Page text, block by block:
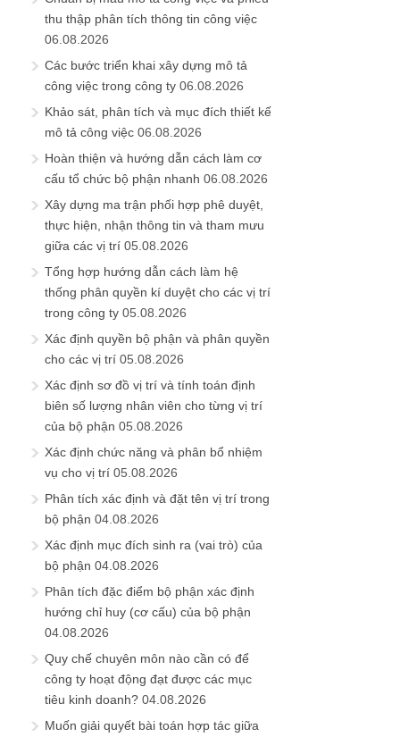
thu thập phân tích thông tin công việc
06.08.2026
Các bước triển khai xây dựng mô tả
công việc trong công ty 06.08.2026
Khảo sát, phân tích và mục đích thiết kế
mô tả công việc 06.08.2026
Hoàn thiện và hướng dẫn cách làm cơ
cấu tổ chức bộ phận nhanh 06.08.2026
Xây dựng ma trận phối hợp phê duyệt,
thực hiện, nhận thông tin và tham mưu
giữa các vị trí 05.08.2026
Tổng hợp hướng dẫn cách làm hệ
thống phân quyền kí duyệt cho các vị trí
trong công ty 05.08.2026
Xác định quyền bộ phận và phân quyền
cho các vị trí 05.08.2026
Xác định sơ đồ vị trí và tính toán định
biên số lượng nhân viên cho từng vị trí
của bộ phận 05.08.2026
Xác định chức năng và phân bổ nhiệm
vụ cho vị trí 05.08.2026
Phân tích xác định và đặt tên vị trí trong
bộ phận 04.08.2026
Xác định mục đích sinh ra (vai trò) của
bộ phận 04.08.2026
Phân tích đặc điểm bộ phận xác định
hướng chỉ huy (cơ cấu) của bộ phận
04.08.2026
Quy chế chuyên môn nào cần có để
công ty hoạt động đạt được các mục
tiêu kinh doanh? 04.08.2026
Muốn giải quyết bài toán hợp tác giữa